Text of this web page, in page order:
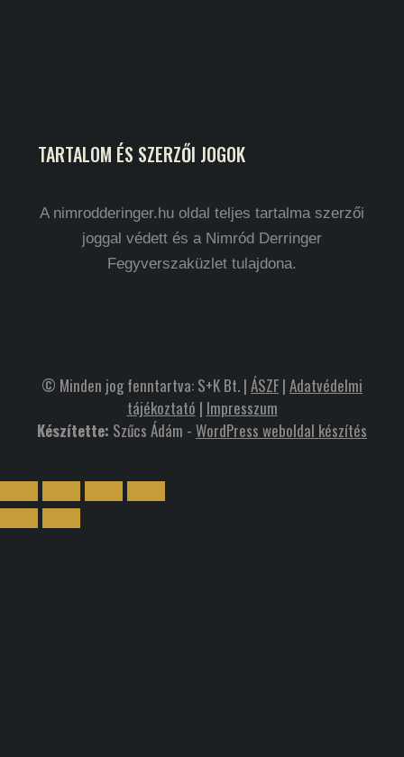
TARTALOM ÉS SZERZŐI JOGOK
A nimrodderinger.hu oldal teljes tartalma szerzői
joggal védett és a Nimród Derringer
Fegyverszaküzlet tulajdona.
© Minden jog fenntartva: S+K Bt. | ÁSZF| Adatvédelmi
tájékoztató | Impresszum
Készítette: Szűcs Ádám - WordPress weboldal készítés